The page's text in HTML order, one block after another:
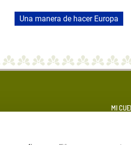
Una manera de hacer Europa
MI